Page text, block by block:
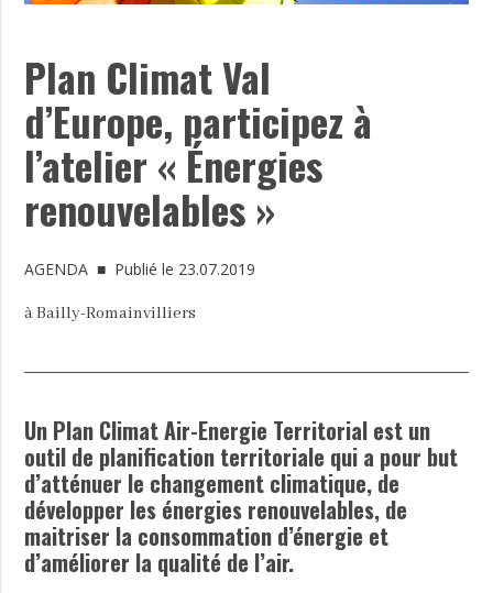
Plan Climat Val
d’Europe, participez à
l’atelier « Énergies
renouvelables »
AGENDA ■ Publié le 23.07.2019
à Bailly-Romainvilliers
Un Plan Climat Air-Energie Territorial est un
outil de planification territoriale qui a pour but
d’atténuer le changement climatique, de
développer les énergies renouvelables, de
maitriser la consommation d’énergie et
d’améliorer la qualité de l’air.